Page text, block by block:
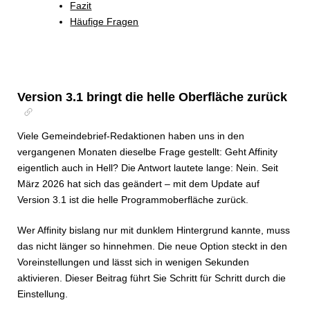
Fazit
Häufige Fragen
Version 3.1 bringt die helle Oberfläche zurück
Viele Gemeindebrief-Redaktionen haben uns in den
vergangenen Monaten dieselbe Frage gestellt: Geht Affinity
eigentlich auch in Hell? Die Antwort lautete lange: Nein. Seit
März 2026 hat sich das geändert – mit dem Update auf
Version 3.1 ist die helle Programmoberfläche zurück.
Wer Affinity bislang nur mit dunklem Hintergrund kannte, muss
das nicht länger so hinnehmen. Die neue Option steckt in den
Voreinstellungen und lässt sich in wenigen Sekunden
aktivieren. Dieser Beitrag führt Sie Schritt für Schritt durch die
Einstellung.